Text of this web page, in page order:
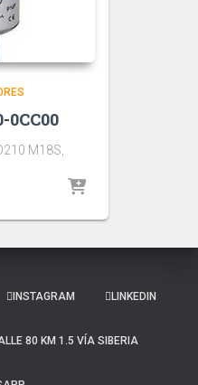
0CC00
M18S,
INSTAGRAM LINKEDIN
80 KM 1.5 VÍA SIBERIA